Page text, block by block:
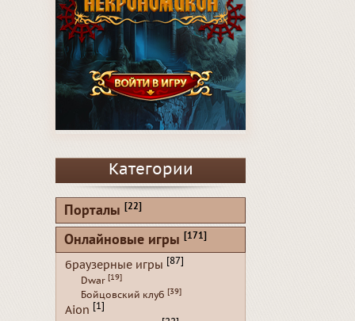
Категории
Порталы [22]
Онлайновые игры [171]
браузерные игры [87]
Dwar [19]
Бойцовский клуб [39]
Aion [1]